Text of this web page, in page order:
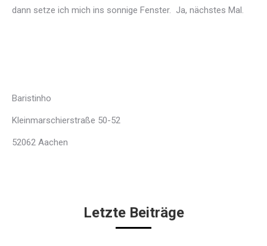
dann setze ich mich ins sonnige Fenster. Ja, nächstes Mal.
Baristinho
Kleinmarschierstraße 50-52
52062 Aachen
Letzte Beiträge